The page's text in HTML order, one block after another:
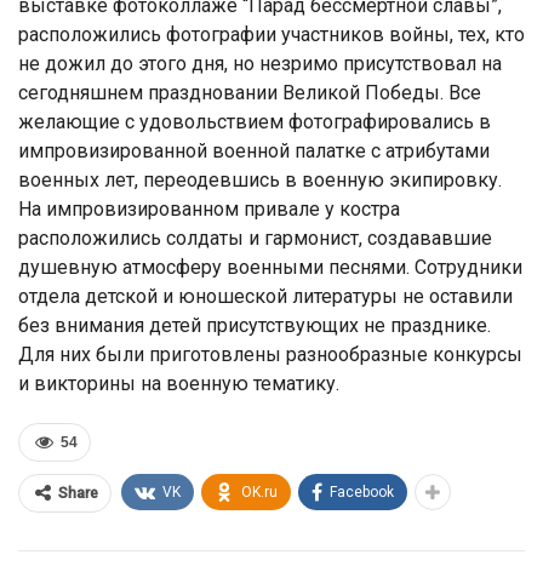
выставке фотоколлаже “Парад бессмертной славы”,
расположились фотографии участников войны, тех, кто
не дожил до этого дня, но незримо присутствовал на
сегодняшнем праздновании Великой Победы. Все
желающие с удовольствием фотографировались в
импровизированной военной палатке с атрибутами
военных лет, переодевшись в военную экипировку.
На импровизированном привале у костра
расположились солдаты и гармонист, создававшие
душевную атмосферу военными песнями. Сотрудники
отдела детской и юношеской литературы не оставили
без внимания детей присутствующих не празднике.
Для них были приготовлены разнообразные конкурсы
и викторины на военную тематику.
54
Share VK OK.ru Facebook